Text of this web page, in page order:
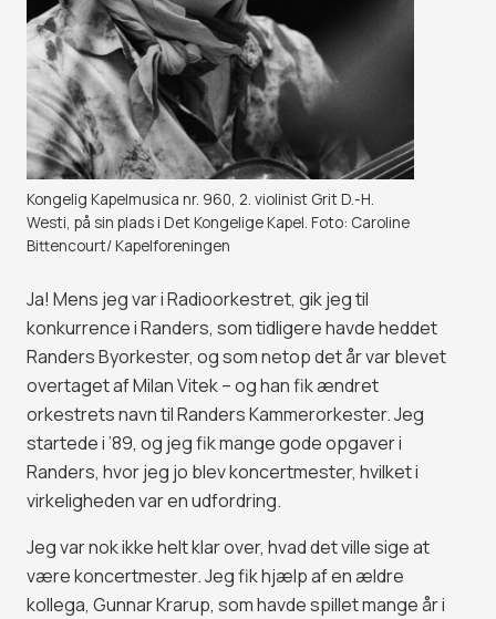
Kongelig Kapelmusica nr. 960, 2. violinist Grit D.-H.
Westi, på sin plads i Det Kongelige Kapel. Foto: Caroline
Bittencourt/ Kapelforeningen
Ja! Mens jeg var i Radioorkestret, gik jeg til
konkurrence i Randers, som tidligere havde heddet
Randers Byorkester, og som netop det år var blevet
overtaget af Milan Vitek – og han fik ændret
orkestrets navn til Randers Kammerorkester. Jeg
startede i ’89, og jeg fik mange gode opgaver i
Randers, hvor jeg jo blev koncertmester, hvilket i
virkeligheden var en udfordring.
Jeg var nok ikke helt klar over, hvad det ville sige at
være koncertmester. Jeg fik hjælp af en ældre
kollega, Gunnar Krarup, som havde spillet mange år i